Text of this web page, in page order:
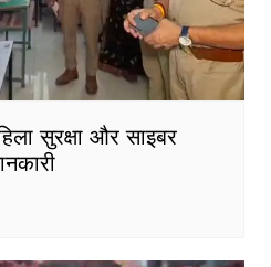
सुरक्षा और साइबर